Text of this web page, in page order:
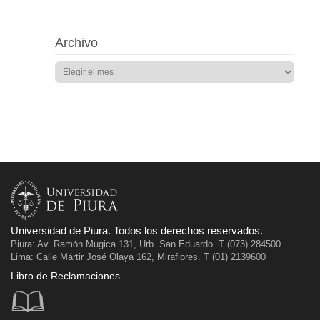
Archivo
Universidad de Piura. Todos los derechos reservados.
Piura: Av. Ramón Mugica 131, Urb. San Eduardo. T (073) 284500
Lima: Calle Mártir José Olaya 162, Miraflores. T (01) 2139600
Libro de Reclamaciones